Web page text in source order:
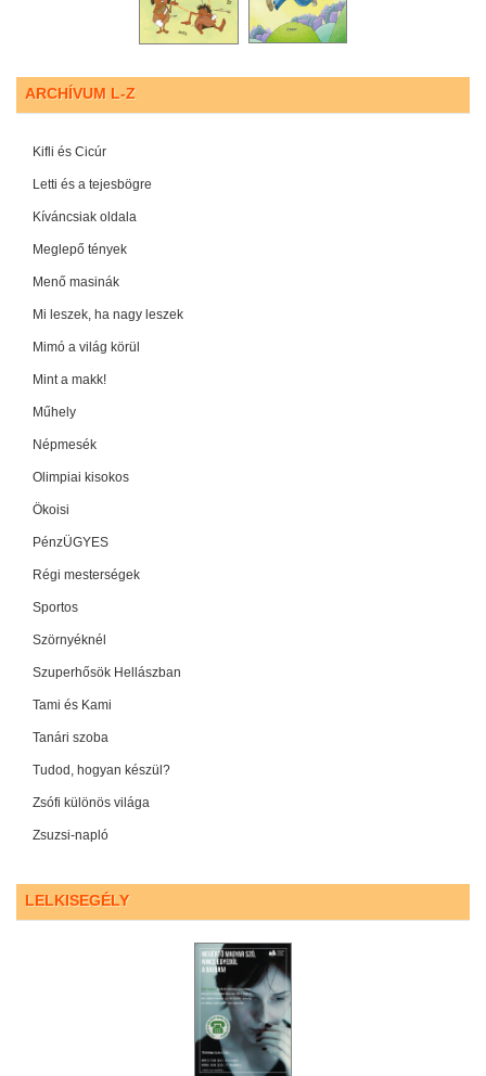
ARCHÍVUM L-Z
Kifli és Cicúr
Letti és a tejesbögre
Kíváncsiak oldala
Meglepő tények
Menő masinák
Mi leszek, ha nagy leszek
Mimó a világ körül
Mint a makk!
Műhely
Népmesék
Olimpiai kisokos
Ökoisi
PénzÜGYES
Régi mesterségek
Sportos
Szörnyéknél
Szuperhősök Hellászban
Tami és Kami
Tanári szoba
Tudod, hogyan készül?
Zsófi különös világa
Zsuzsi-napló
LELKISEGÉLY